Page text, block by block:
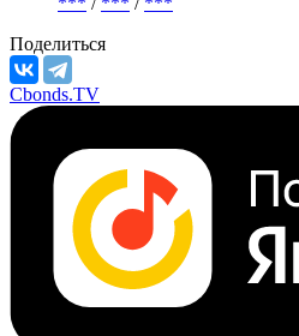
Поделиться
Cbonds.TV